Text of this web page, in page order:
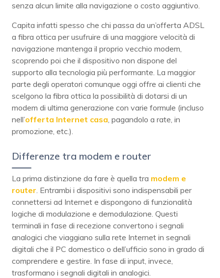
senza alcun limite alla navigazione o costo aggiuntivo.
Capita infatti spesso che chi passa da un’offerta ADSL
a fibra ottica per usufruire di una maggiore velocità di
navigazione mantenga il proprio vecchio modem,
scoprendo poi che il dispositivo non dispone del
supporto alla tecnologia più performante. La maggior
parte degli operatori comunque oggi offre ai clienti che
scelgono la fibra ottica la possibilità di dotarsi di un
modem di ultima generazione con varie formule (incluso
nell’offerta Internet casa, pagandolo a rate, in
promozione, etc.).
Differenze tra modem e router
La prima distinzione da fare è quella tra modem e
router. Entrambi i dispositivi sono indispensabili per
connettersi ad Internet e dispongono di funzionalità
logiche di modulazione e demodulazione. Questi
terminali in fase di recezione convertono i segnali
analogici che viaggiano sulla rete Internet in segnali
digitali che il PC domestico o dell’ufficio sono in grado di
comprendere e gestire. In fase di input, invece,
trasformano i segnali digitali in analogici.